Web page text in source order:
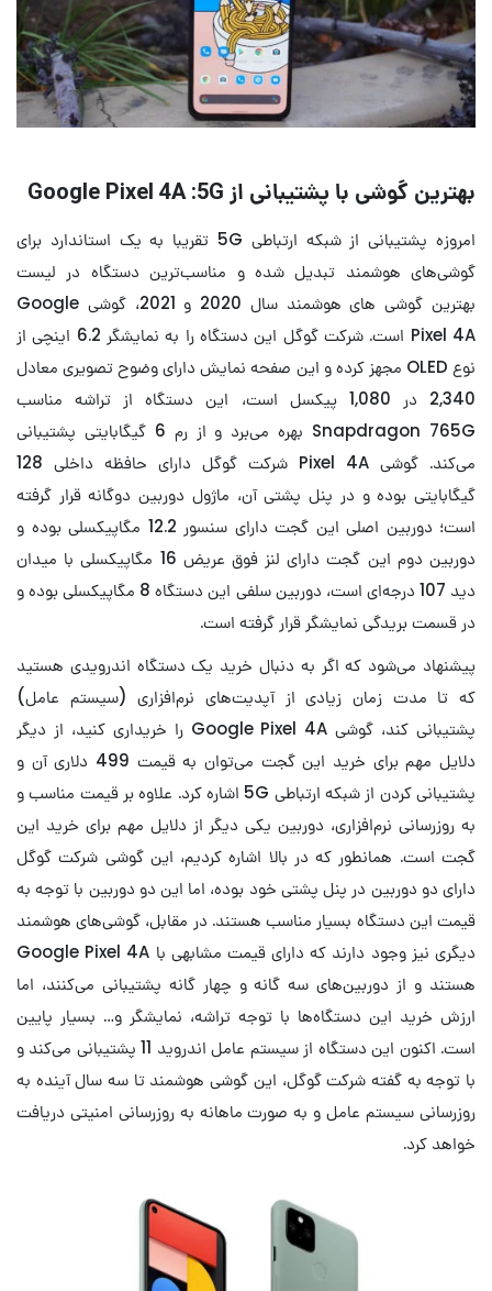
بهترین گوشی با پشتیبانی از Google Pixel 4A :5G
امروزه پشتیبانی از شبکه ارتباطی 5G تقریبا به یک استاندارد برای
گوشی‌های هوشمند تبدیل شده و مناسب‌ترین دستگاه در لیست
بهترین گوشی های هوشمند سال 2020 و 2021، گوشی Google
Pixel 4A است. شرکت گوگل این دستگاه را به نمایشگر 6.2 اینچی از
نوع OLED مجهز کرده و این صفحه نمایش دارای وضوح تصویری معادل
2,340 در 1,080 پیکسل است، این دستگاه از تراشه مناسب
Snapdragon 765G بهره می‌برد و از رم 6 گیگابایتی پشتیبانی
می‌کند. گوشی Pixel 4A شرکت گوگل دارای حافظه داخلی 128
گیگابایتی بوده و در پنل پشتی آن، ماژول دوربین دوگانه قرار گرفته
است؛ دوربین اصلی این گجت دارای سنسور 12.2 مگاپیکسلی بوده و
دوربین دوم این گجت دارای لنز فوق عریض 16 مگاپیکسلی با میدان
دید 107 درجه‌ای است، دوربین سلفی این دستگاه 8 مگاپیکسلی بوده و
در قسمت بریدگی نمایشگر قرار گرفته است.
پیشنهاد می‌شود که اگر به دنبال خرید یک دستگاه اندرویدی هستید
که تا مدت زمان زیادی از آپدیت‌های نرم‌افزاری (سیستم عامل)
پشتیبانی کند، گوشی Google Pixel 4A را خریداری کنید، از دیگر
دلایل مهم برای خرید این گجت می‌توان به قیمت 499 دلاری آن و
پشتیبانی کردن از شبکه ارتباطی 5G اشاره کرد. علاوه بر قیمت مناسب و
به روزرسانی نرم‌افزاری،‌ دوربین یکی دیگر از دلایل مهم برای خرید این
گجت است. همانطور که در بالا اشاره کردیم، این گوشی شرکت گوگل
دارای دو دوربین در پنل پشتی خود بوده، اما این دو دوربین با توجه به
قیمت این دستگاه بسیار مناسب هستند. در مقابل، گوشی‌های هوشمند
دیگری نیز وجود دارند که دارای قیمت مشابهی با Google Pixel 4A
هستند و از دوربین‌های سه گانه و چهار گانه پشتیبانی می‌کنند، اما
ارزش خرید این دستگاه‌ها با توجه تراشه، نمایشگر و… بسیار پایین
است. اکنون این دستگاه از سیستم عامل اندروید 11 پشتیبانی می‌کند و
با توجه به گفته شرکت گوگل، این گوشی هوشمند تا سه سال آینده به
روزرسانی سیستم عامل و به صورت ماهانه به روزرسانی امنیتی دریافت
خواهد کرد.